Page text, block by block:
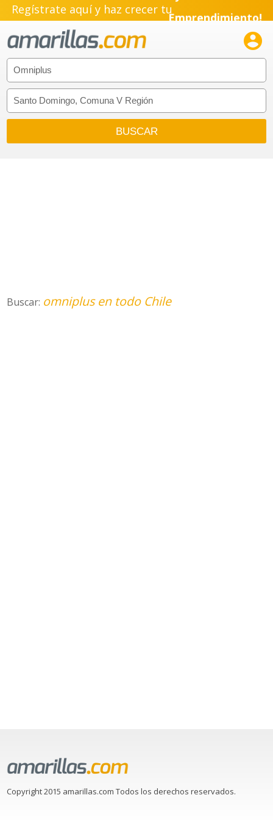
Regístrate aquí y haz crecer tuEmprendimiento!

Buscar: omniplus en todo Chile
Copyright 2015 amarillas.com Todos los derechos reservados.